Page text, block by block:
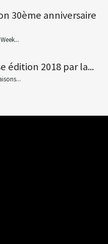
30ème anniversaire
édition 2018 par la...